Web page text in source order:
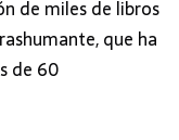
de miles de libros
que ha
de 60